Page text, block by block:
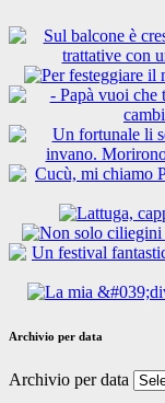
Archivio per data
Archivio per data